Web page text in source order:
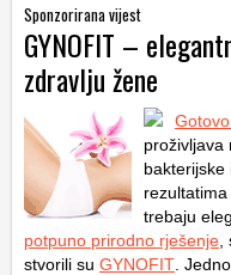
Sponzorirana vijest
GYNOFIT –
zdravlju žene
proživljava
bakterijske
trebaju
potpuno prirodno rješenje
stvorili su GYNOFIT .